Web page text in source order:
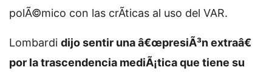
polÃ©mico con las crÃ­ticas al uso del VAR.
Lombardi dijo sentir una â€œpresiÃ³n extraâ€
por la trascendencia mediÃ¡tica que tiene su